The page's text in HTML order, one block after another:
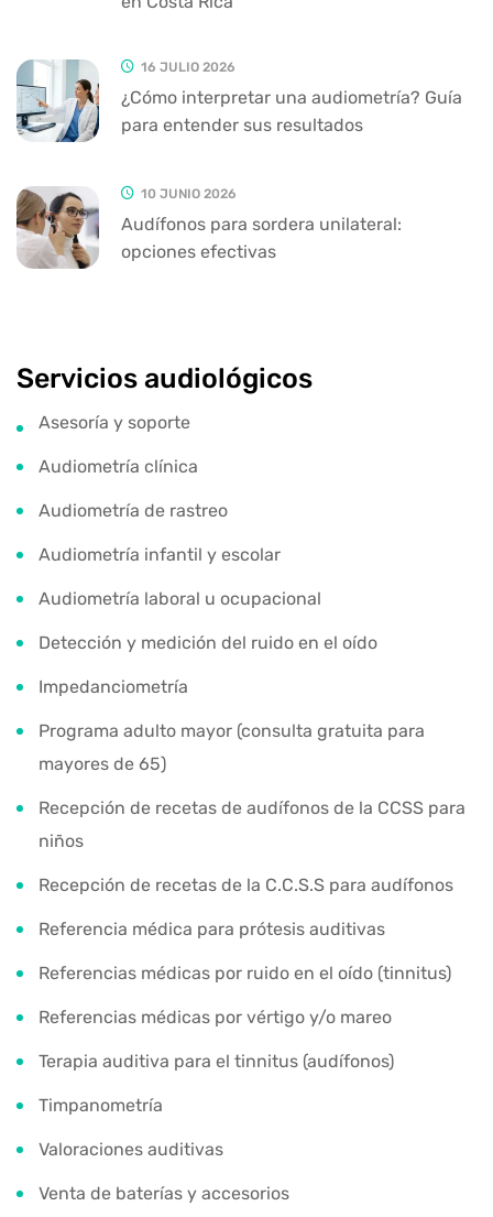
16 JULIO 2026
¿Cómo interpretar una audiometría? Guía
para entender sus resultados
10 JUNIO 2026
Audífonos para sordera unilateral:
opciones efectivas
Servicios audiológicos
Asesoría y soporte
Audiometría clínica
Audiometría de rastreo
Audiometría infantil y escolar
Audiometría laboral u ocupacional
Detección y medición del ruido en el oído
Impedanciometría
Programa adulto mayor (consulta gratuita para
mayores de 65)
Recepción de recetas de audífonos de la CCSS para
niños
Recepción de recetas de la C.C.S.S para audífonos
Referencia médica para prótesis auditivas
Referencias médicas por ruido en el oído (tinnitus)
Referencias médicas por vértigo y/o mareo
Terapia auditiva para el tinnitus (audífonos)
Timpanometría
Valoraciones auditivas
Venta de baterías y accesorios